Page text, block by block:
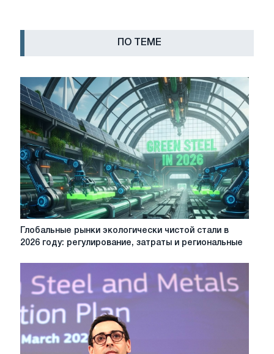
ПО ТЕМЕ
Глобальные
рынки
чистой
стали
2026
году:
затраты
Глобальные рынки экологически чистой стали в
2026 году: регулирование, затраты и региональные